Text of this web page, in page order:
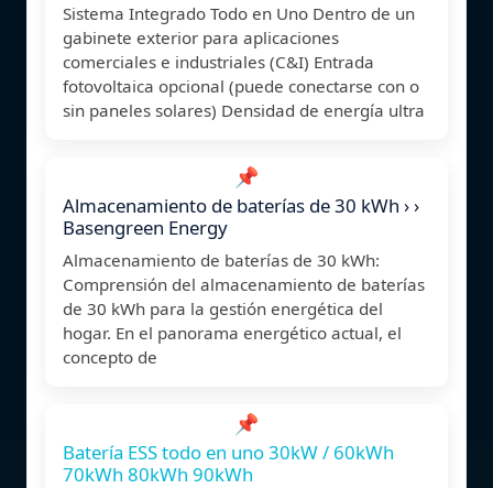
Sistema Integrado Todo en Uno Dentro de un
gabinete exterior para aplicaciones
comerciales e industriales (C&I) Entrada
fotovoltaica opcional (puede conectarse con o
sin paneles solares) Densidad de energía ultra
📌
Almacenamiento de baterías de 30 kWh › ›
Basengreen Energy
Almacenamiento de baterías de 30 kWh:
Comprensión del almacenamiento de baterías
de 30 kWh para la gestión energética del
hogar. En el panorama energético actual, el
concepto de
📌
Batería ESS todo en uno 30kW / 60kWh
70kWh 80kWh 90kWh